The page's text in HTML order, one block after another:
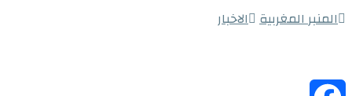
المنبر المغربية الاخبار